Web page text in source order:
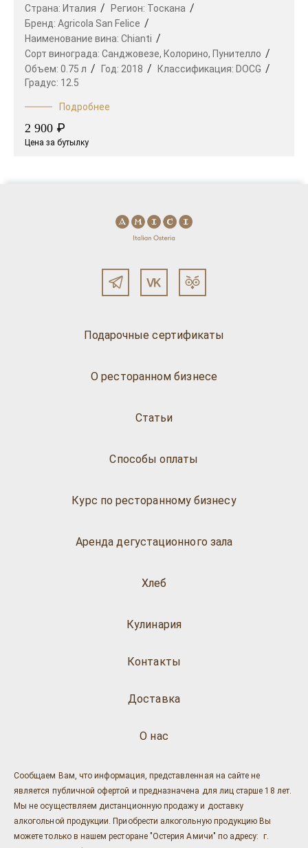
Страна: Италия Регион: Тоскана
Бренд: Agricola San Felice
Наименование вина: Chianti
Сорт винограда: Санджовезе, Колорино, Пунителло
Объем: 0.75 л Год: 2018 Классификация: DOCG
Градус: 12.5
Подробнее
2 900 ₽
Цена за бутылку
Подарочные сертификаты
О ресторанном бизнесе
Статьи
Способы оплаты
Курс по ресторанному бизнесу
Аренда дегустационного зала
Хлеб
Кулинария
О нас
Доставка
Контакты
Сообщаем Вам, что информация, представленная на сайте не
является публичной офертой и предназначена для лиц старше 18 лет.
Мы не осуществляем дистанционную продажу и доставку
алкогольной продукции. Приобрести алкогольную продукцию Вы
можете только в нашем ресторане "Остерия Амичи" по адресу: г.